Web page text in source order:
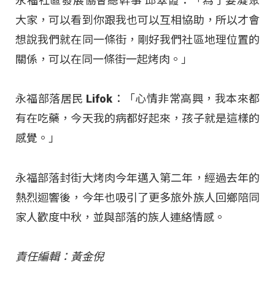
大家，可以看到你跟我也可以互相協助，所以才會
想說我們就在同一條街，剛好我們社區地理位置的
關係，可以在同一條街一起烤肉。」
永福部落居民 Lifok：「心情非常高興，我本來都
有在吃藥，今天我的病都好起來，孩子就是這樣的
感覺。」
永福部落封街大烤肉今年邁入第二年，經過去年的
熱烈迴響後，今年也吸引了更多旅外族人回鄉陪同
家人歡度中秋，並與部落的族人連絡情感。
責任編輯：黃金倪